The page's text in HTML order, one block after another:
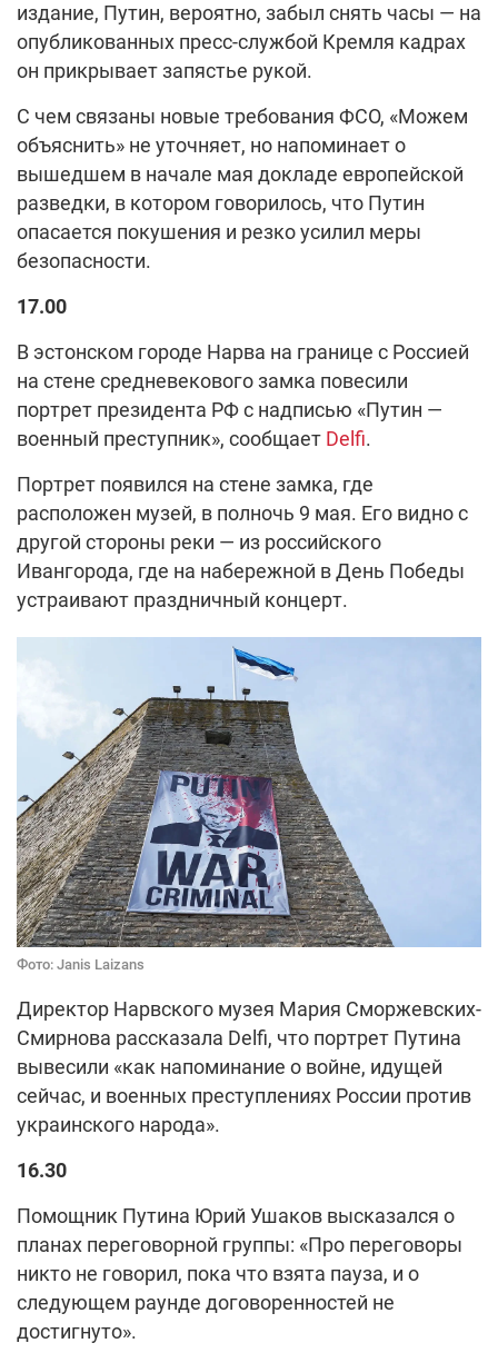
издание, Путин, вероятно, забыл снять часы — на
опубликованных пресс-службой Кремля кадрах
он прикрывает запястье рукой.
С чем связаны новые требования ФСО, «Можем
объяснить» не уточняет, но напоминает о
вышедшем в начале мая докладе европейской
разведки, в котором говорилось, что Путин
опасается покушения и резко усилил меры
безопасности.
17.00
В эстонском городе Нарва на границе с Россией
на стене средневекового замка повесили
портрет президента РФ с надписью «Путин —
военный преступник», сообщает Delfi.
Портрет появился на стене замка, где
расположен музей, в полночь 9 мая. Его видно с
другой стороны реки — из российского
Ивангорода, где на набережной в День Победы
устраивают праздничный концерт.
Фото: Janis Laizans
Директор Нарвского музея Мария Сморжевских-
Смирнова рассказала Delfi, что портрет Путина
вывесили «как напоминание о войне, идущей
сейчас, и военных преступлениях России против
украинского народа».
16.30
Помощник Путина Юрий Ушаков высказался о
планах переговорной группы: «Про переговоры
никто не говорил, пока что взята пауза, и о
следующем раунде договоренностей не
достигнуто».